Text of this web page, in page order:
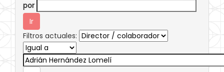
por
Filtros actuales: